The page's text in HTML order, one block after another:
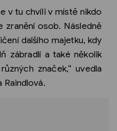
v tu chvíli v místě nikdo
zranění osob. Následně
dalšího majetku, kdy
zábradlí a také několik
značek,“ uvedla
Raindlová.